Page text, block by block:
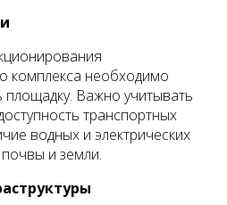
комплекса необходимо
Важно учитывать
транспортных
водных и электрических
и земли.